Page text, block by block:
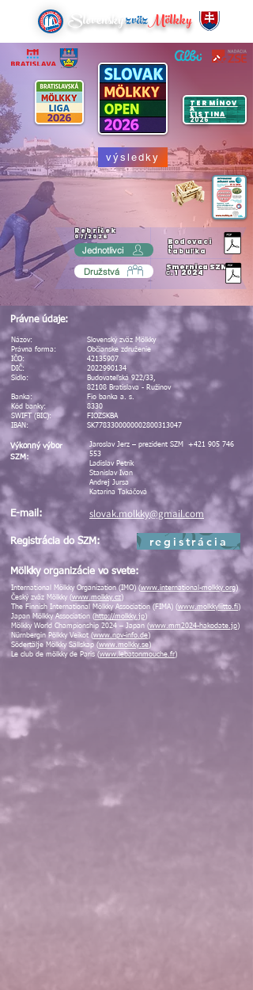
SlovenskýzväzMölkky
TERMÍNOV
Á
LISTINA
2026
výsledky
Rebríček
07/2026
Jednotlivci
Družstvá
Bodovaci
a
tabuľka
Smernica SZM
č. 1 2024
Právne údaje:
Názov:
Právna forma:
IČO:
DIČ:
Sídlo:
Banka:
Kód banky:
SWIFT (BIC):
IBAN:
Výkonný výbor
SZM:
E-mail:
Slovenský zväz Mölkky
Občianske združenie
42135907
2022990134
Budovateľská 922/33,
82108 Bratislava - Ružinov
Fio banka a. s.
8330
FIOZSKBA
SK7783300000002800313047
Jaroslav Jerz – prezident SZM +421 905 746
553
Ladislav Petrík
Stanislav Ivan
Andrej Jursa
Katarína Takáčová
slovak.molkky@gmail.com
Registrácia do SZM: registrácia
Mölkky organizácie vo svete:
International Mölkky Organization (IMO) (www.international-molkky.org)
Český zväz Mölkky (www.molkky.cz)
The Finnish International Mölkky Association (FIMA) (www.molkkyliitto.fi)
Japan Mölkky Association ( http://molkky.jp)
Mölkky World Championship 2024 – Japan (www.mm2024-hakodate.jp)
Nürnbergin Pölkky Veikot (www.npv-info.de)
Södertälje Mölkky Sällskap (www.molkky.se)
Le club de mölkky de Paris (www.lebatonmouche.fr)